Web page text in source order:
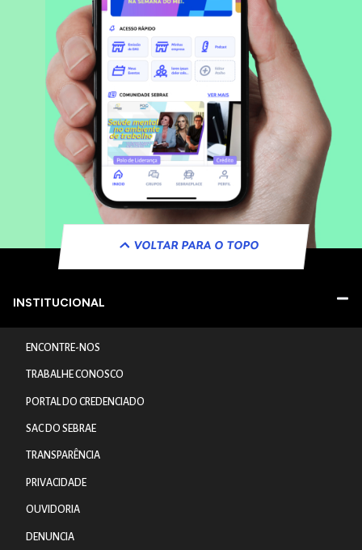
VOLTAR PARA O TOPO
INSTITUCIONAL
ENCONTRE-NOS
TRABALHE CONOSCO
PORTAL DO CREDENCIADO
SAC DO SEBRAE
TRANSPARÊNCIA
PRIVACIDADE
OUVIDORIA
DENUNCIA